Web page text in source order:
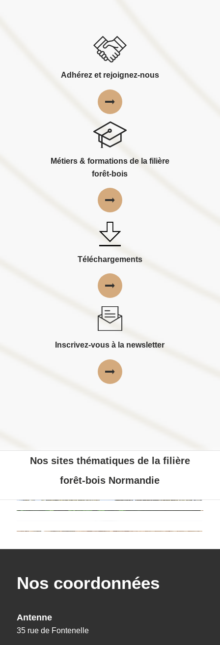
Adhérez et rejoignez-nous
Métiers & formations de la filière
forêt-bois
Téléchargements
Inscrivez-vous à la newsletter
Nos sites thématiques de la filière
forêt-bois Normandie
Nos coordonnées
Antenne
35 rue de Fontenelle